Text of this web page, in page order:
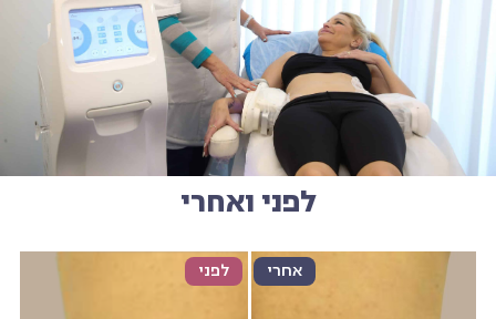
לפני ואחרי
לפני אחרי